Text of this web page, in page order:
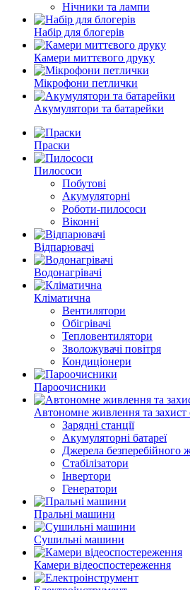
Нічники та лампи
Набір для блогерів
Камери миттєвого друку
Мікрофони петлички
Акумулятори та батарейки
Праски
Пилососи
Побутові
Акумуляторні
Роботи-пилососи
Віконні
Відпарювачі
Водонагрівачі
Кліматична
Вентилятори
Обігрівачі
Тепловентилятори
Зволожувачі повітря
Кондиціонери
Пароочисники
Автономне живлення та захист
Зарядні станції
Акумуляторні батареї
Джерела безперебійного
Стабілізатори
Інвертори
Генератори
Пральні машини
Сушильні машини
Камери відеоспостереження